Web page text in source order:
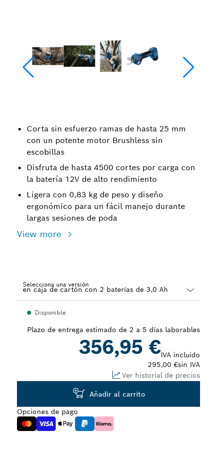
Corta sin esfuerzo ramas de hasta 25 mm
con un potente motor Brushless sin
escobillas
Disfruta de hasta 4500 cortes por carga con
la batería 12V de alto rendimiento
Ligera con 0,83 kg de peso y diseño
ergonómico para un fácil manejo durante
largas sesiones de poda
View more
Selecciona una versión
closedDisponible
Plazo de entrega estimado de 2 a 5 días laborables
356,95 €IVA incluido
295,00 €sin IVA
Ver historial de precios
Añadir al carrito
Opciones de pago